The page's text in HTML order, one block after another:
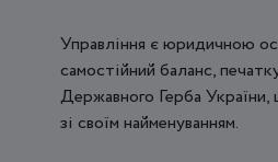
Управління є юридичною
самостійний баланс,
Державного Герба України,
зі своїм найменуванням.